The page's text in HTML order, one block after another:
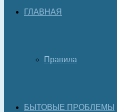
ГЛАВНАЯ
Правила
БЫТОВЫЕ ПРОБЛЕМЫ